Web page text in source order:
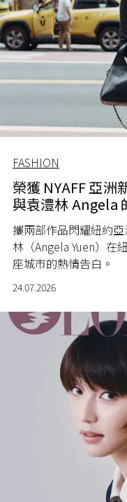
FASHION
榮獲 NYAFF 亞洲
與袁澧林 Angela
攜兩部作品閃耀紐約
林（Angela Yuen）在
座城市的熱情告白。
24.07.2026